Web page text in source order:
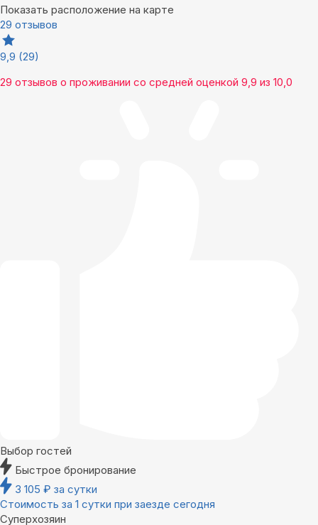
Показать расположение на карте
29 отзывов
9,9 (29)
29 отзывов о проживании со средней оценкой 9,9 из 10,0
Выбор гостей
Быстрое бронирование
3 105 ₽ за сутки
Стоимость за 1 сутки при заезде сегодня
Суперхозяин